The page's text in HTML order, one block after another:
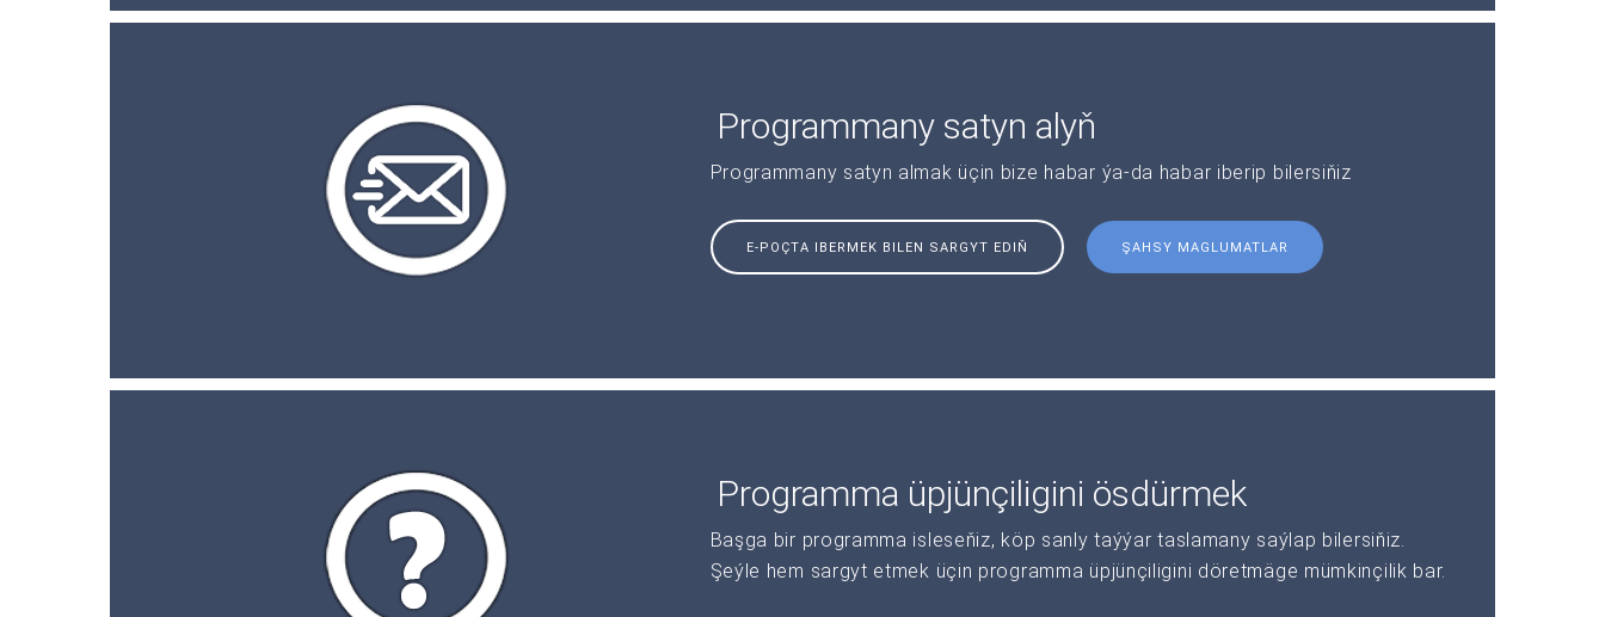
Programmany satyn alyň
Programmany satyn almak üçin bize habar ýa-da habar iberip bilersiňiz
E-POÇTA IBERMEK BILEN SARGYT EDIŇ ŞAHSY MAGLUMATLAR
Programma üpjünçiligini ösdürmek
Başga bir programma isleseňiz, köp sanly taýýar taslamany saýlap bilersiňiz.
Şeýle hem sargyt etmek üçin programma üpjünçiligini döretmäge mümkinçilik bar.